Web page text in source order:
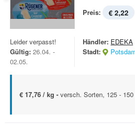
Preis: € 2,22
Leider verpasst!
Gültig: 26.04. -
02.05.
Händler: EDEKA
Stadt:
€ 17,76 / kg - versch. Sorten, 125 -